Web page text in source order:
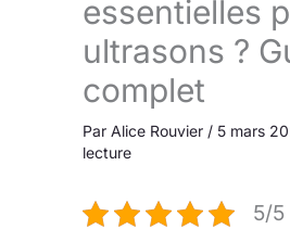
essentielles
ultrasons ?
complet
Par Alice Rouvier / 5 mars
lecture
5/5